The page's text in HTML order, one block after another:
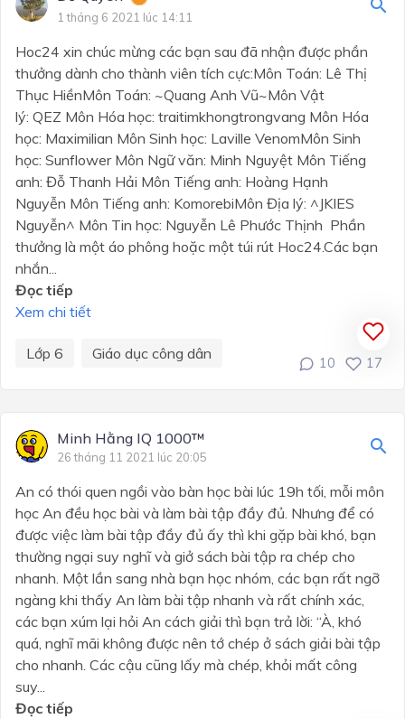
1 tháng 6 2021 lúc 14:11
Hoc24 xin chúc mừng các bạn sau đã nhận được phần
thưởng dành cho thành viên tích cực:Môn Toán: Lê Thị
Thục HiềnMôn Toán: ~Quang Anh Vũ~Môn Vật
lý: QEZ Môn Hóa học: traitimkhongtrongvang Môn Hóa
học: Maximilian Môn Sinh học: Laville VenomMôn Sinh
học: Sunflower Môn Ngữ văn: Minh Nguyệt Môn Tiếng
anh: Đỗ Thanh Hải Môn Tiếng anh: Hoàng Hạnh
Nguyễn Môn Tiếng anh: KomorebiMôn Địa lý: ^JKIES
Nguyễn^ Môn Tin học: Nguyễn Lê Phước Thịnh Phần
thưởng là một áo phông hoặc một túi rút Hoc24.Các bạn
nhắn...
Đọc tiếp
Xem chi tiết
Lớp 6 Giáo dục công dân
10 17
Minh Hằng IQ 1000™
26 tháng 11 2021 lúc 20:05
An có thói quen ngồi vào bàn học bài lúc 19h tối, mỗi môn
học An đều học bài và làm bài tập đầy đủ. Nhưng để có
được việc làm bài tập đầy đủ ấy thì khi gặp bài khó, bạn
thường ngại suy nghĩ và giở sách bài tập ra chép cho
nhanh. Một lần sang nhà bạn học nhóm, các bạn rất ngỡ
ngàng khi thấy An làm bài tập nhanh và rất chính xác,
các bạn xúm lại hỏi An cách giải thì bạn trả lời: “À, khó
quá, nghĩ mãi không được nên tớ chép ở sách giải bài tập
cho nhanh. Các cậu cũng lấy mà chép, khỏi mất công
suy...
Đọc tiếp